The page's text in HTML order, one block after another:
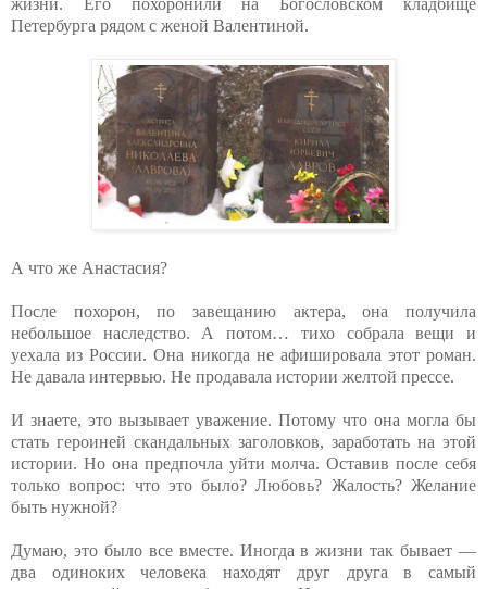
Петербурга рядом с женой Валентиной.
А что же Анастасия?
После похорон, по завещанию актера, она получила
небольшое наследство. А потом… тихо собрала вещи и
уехала из России. Она никогда не афишировала этот роман.
Не давала интервью. Не продавала истории желтой прессе.
И знаете, это вызывает уважение. Потому что она могла бы
стать героиней скандальных заголовков, заработать на этой
истории. Но она предпочла уйти молча. Оставив после себя
только вопрос: что это было? Любовь? Жалость? Желание
быть нужной?
Думаю, это было все вместе. Иногда в жизни так бывает —
два одиноких человека находят друг друга в самый